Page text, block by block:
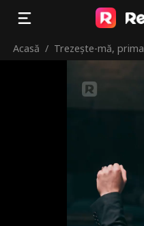
Acasă / Trezește-mă, prima